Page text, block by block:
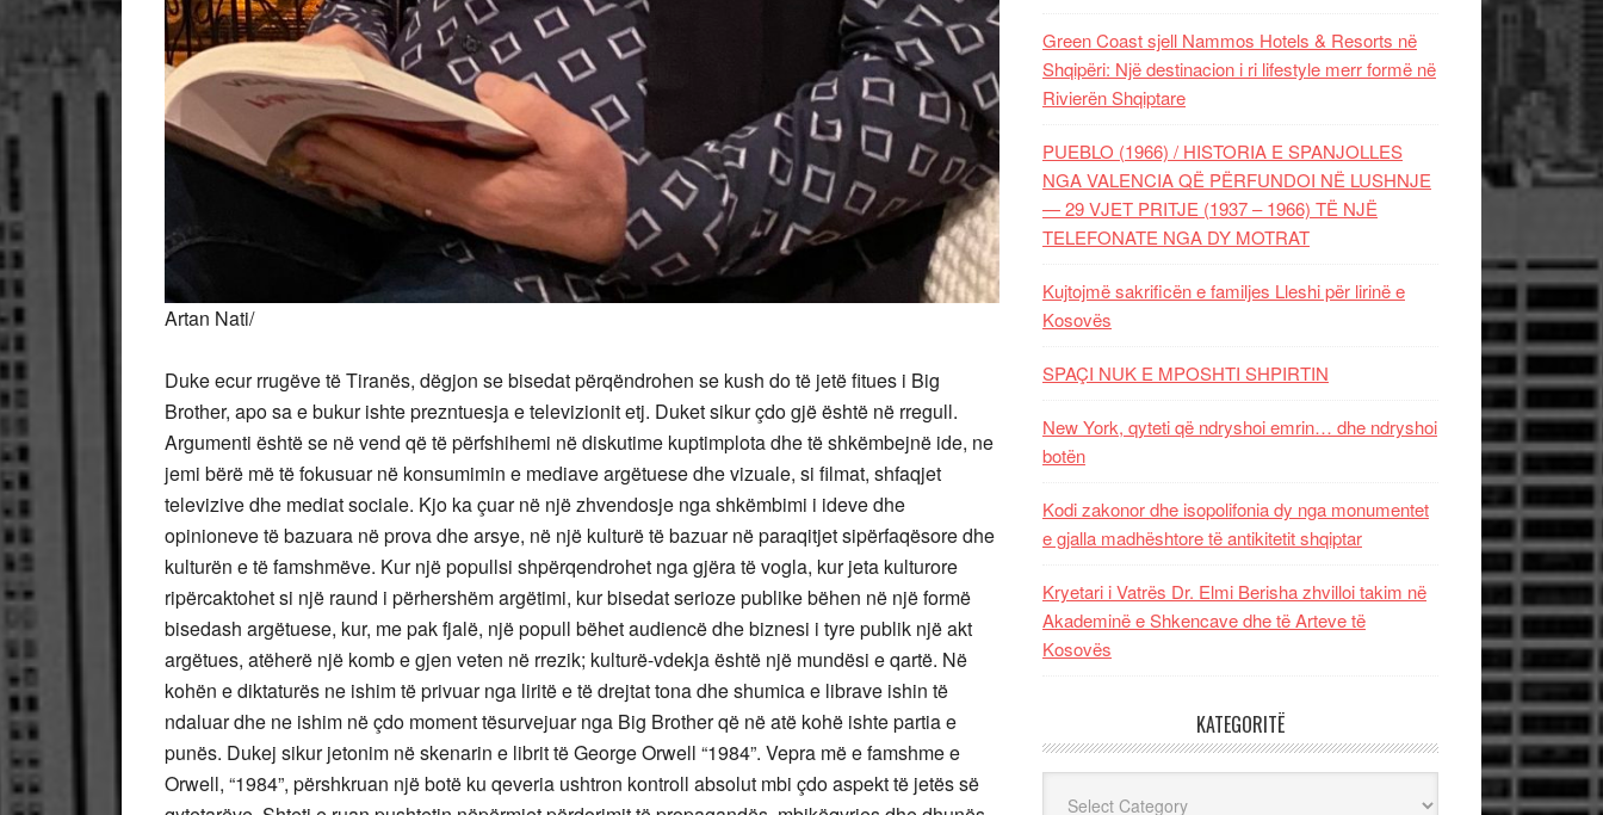
Artan Nati/
Duke ecur rrugëve të Tiranës, dëgjon se bisedat përqëndrohen se kush do të jetë fitues i Big
Brother, apo sa e bukur ishte prezntuesja e televizionit etj. Duket sikur çdo gjë është në rregull.
Argumenti është se në vend që të përfshihemi në diskutime kuptimplota dhe të shkëmbejnë ide, ne
jemi bërë më të fokusuar në konsumimin e mediave argëtuese dhe vizuale, si filmat, shfaqjet
televizive dhe mediat sociale. Kjo ka çuar në një zhvendosje nga shkëmbimi i ideve dhe
opinioneve të bazuara në prova dhe arsye, në një kulturë të bazuar në paraqitjet sipërfaqësore dhe
kulturën e të famshmëve. Kur një popullsi shpërqendrohet nga gjëra të vogla, kur jeta kulturore
ripërcaktohet si një raund i përhershëm argëtimi, kur bisedat serioze publike bëhen në një formë
bisedash argëtuese, kur, me pak fjalë, një popull bëhet audiencë dhe biznesi i tyre publik një akt
argëtues, atëherë një komb e gjen veten në rrezik; kulturë-vdekja është një mundësi e qartë. Në
kohën e diktaturës ne ishim të privuar nga liritë e të drejtat tona dhe shumica e librave ishin të
ndaluar dhe ne ishim në çdo moment tësurvejuar nga Big Brother që në atë kohë ishte partia e
punës. Dukej sikur jetonim në skenarin e librit të George Orwell “1984”. Vepra më e famshme e
Orwell, “1984”, përshkruan një botë ku qeveria ushtron kontroll absolut mbi çdo aspekt të jetës së
Green Coast sjell Nammos Hotels & Resorts në
Shqipëri: Një destinacion i ri lifestyle merr formë në
Rivierën Shqiptare
PUEBLO (1966) / HISTORIA E SPANJOLLES
NGA VALENCIA QË PËRFUNDOI NË LUSHNJE
— 29 VJET PRITJE (1937 – 1966) TË NJË
TELEFONATE NGA DY MOTRAT
Kujtojmë sakrificën e familjes Lleshi për lirinë e
Kosovës
SPAÇI NUK E MPOSHTI SHPIRTIN
New York, qyteti që ndryshoi emrin… dhe ndryshoi
botën
Kodi zakonor dhe isopolifonia dy nga monumentet
e gjalla madhështore të antikitetit shqiptar
Kryetari i Vatrës Dr. Elmi Berisha zhvilloi takim në
Akademinë e Shkencave dhe të Arteve të
Kosovës
KATEGORITË